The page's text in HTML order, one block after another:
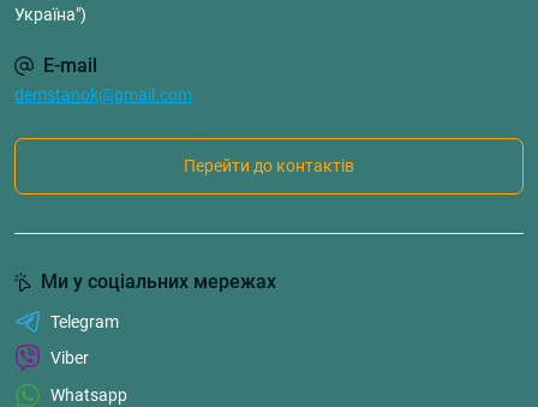
Україна")
E-mail
demstanok@gmail.com
Перейти до контактів
Ми у соціальних мережах
Telegram
Viber
Whatsapp